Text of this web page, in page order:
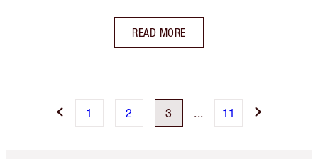
READ MORE
1 2 3 11